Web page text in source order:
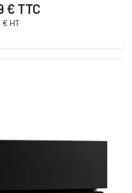
€ TTC
HT